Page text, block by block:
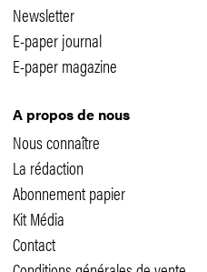
Newsletter
E-paper journal
E-paper magazine
A propos de nous
Nous connaître
La rédaction
Abonnement papier
Kit Média
Contact